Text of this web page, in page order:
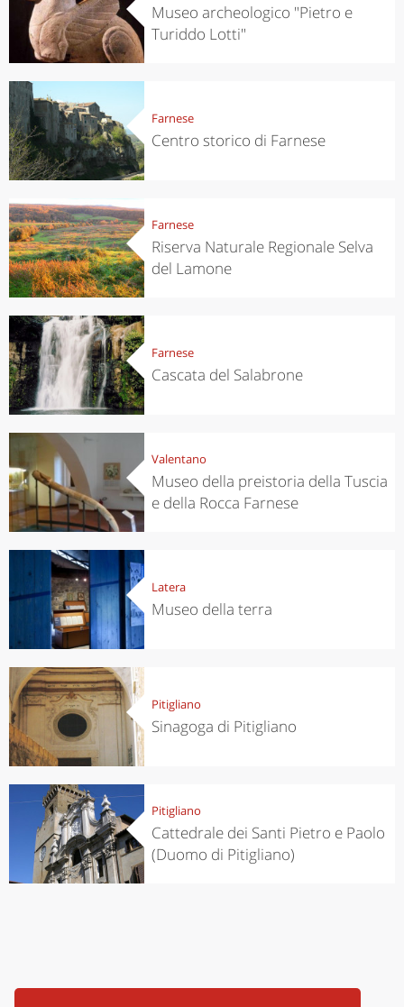
Museo archeologico "Pietro e
Turiddo Lotti"
Farnese
Centro storico di Farnese
Farnese
Riserva Naturale Regionale Selva
del Lamone
Farnese
Cascata del Salabrone
Valentano
Museo della preistoria della Tuscia
e della Rocca Farnese
Latera
Museo della terra
Pitigliano
Sinagoga di Pitigliano
Pitigliano
Cattedrale dei Santi Pietro e Paolo
(Duomo di Pitigliano)